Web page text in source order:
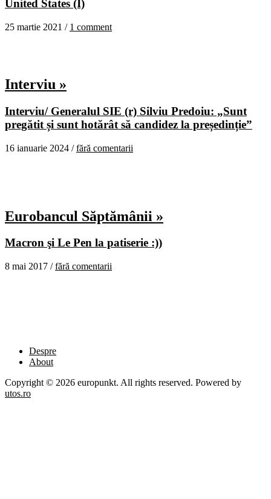
United States (I)
25 martie 2021 / 1 comment
Interviu »
Interviu/ Generalul SIE (r) Silviu Predoiu: „Sunt
pregătit și sunt hotărât să candidez la președinție”
16 ianuarie 2024 /fără comentarii
Eurobancul Săptămânii »
Macron şi Le Pen la patiserie :))
8 mai 2017 /fără comentarii
Despre
About
Copyright © 2026 europunkt. All rights reserved. Powered by
utos.ro